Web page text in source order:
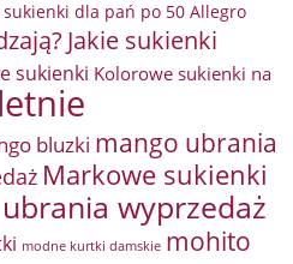
dla pań po 50 Allegro
Jakie sukienki
sukienki Kolorowe sukienki na
letnie
bluzki mango ubrania
Markowe sukienki
wyprzedaż
modne kurtki damskie mohito